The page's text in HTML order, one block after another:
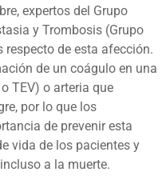
expertos del Grupo
y Trombosis (Grupo
de esta afección.
de un coágulo en una
TEV) o arteria que
por lo que los
de prevenir esta
vida de los pacientes y
a la muerte.